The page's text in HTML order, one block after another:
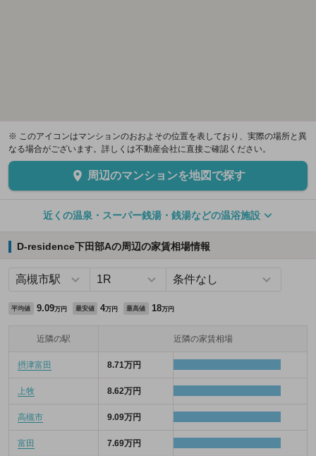
※ このアイコンはマンションのおおよその位置を表しており、実際の場所と異
なる場合がございます。詳しくは不動産会社に直接ご確認ください。
周辺のマンションを地図で探す
近くの温泉・スーパー銭湯・銭湯などの温浴施設
D-residence下田部Aの周辺の家賃相場情報
平均値 9.09万円 最安値 4万円 最高値 18万円
近隣の駅 近隣の家賃相場
摂津富田 8.71万円
上牧 8.62万円
高槻市 9.09万円
富田 7.69万円